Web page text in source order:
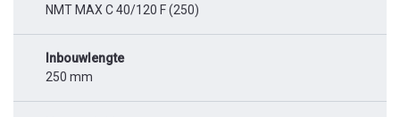
NMT MAX C 40/120 F (250)
Inbouwlengte
250 mm